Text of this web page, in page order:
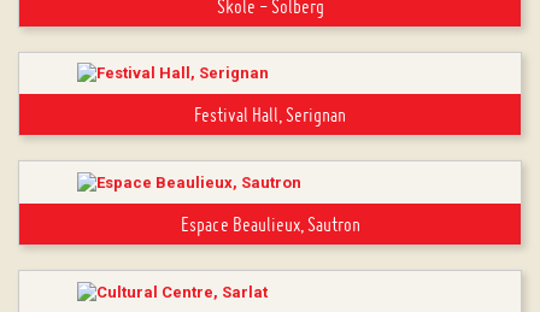
Skole - Solberg
Festival Hall, Serignan
Espace Beaulieux, Sautron